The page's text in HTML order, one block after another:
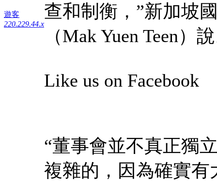
遊客
220.229.44.x
查和制衡，”新加坡
（Mak Yuen Teen）
Like us on Facebook
“董事會並不真正獨
複雜的，因為確實